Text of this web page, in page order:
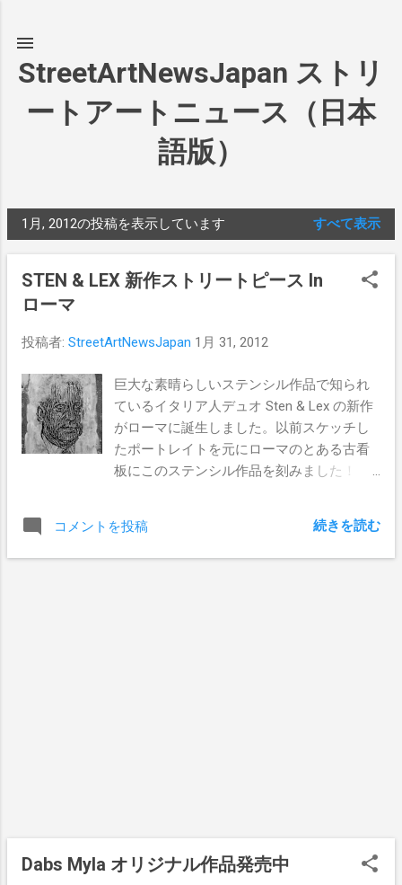
StreetArtNewsJapan ストリ
ートアートニュース（日本
語版）
投
1月, 2012の投稿を表示しています すべて表示
STEN & LEX 新作ストリートピース In
ローマ
投稿者: StreetArtNewsJapan 1月 31, 2012
巨大な素晴らしいステンシル作品で知られ
ているイタリア人デュオ Sten & Lex の新作
がローマに誕生しました。以前スケッチし
たポートレイトを元にローマのとある古看
板にこのステンシル作品を刻みました！
paper, we paint on the stencil, we destroy the
stencil matrix, the painted image come
コメントを投稿 続きを読む
Dabs Myla オリジナル作品発売中